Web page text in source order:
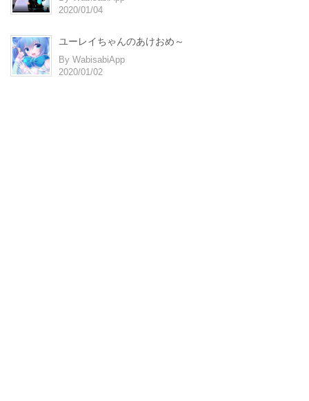
2020/01/04
ユーレイちゃんのあけおめ～
By WabisabiApp
2020/01/02